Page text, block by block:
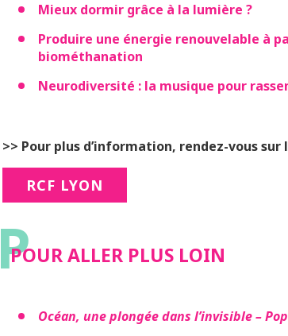
Mieux dormir grâce à la lumière ?
Produire une énergie renouvelable à
biométhanation
Neurodiversité : la musique pour
>> Pour plus d’information, rendez-vous sur
RCF LYON
P
POUR ALLER PLUS LOIN
Océan, une plongée dans l’invisible –